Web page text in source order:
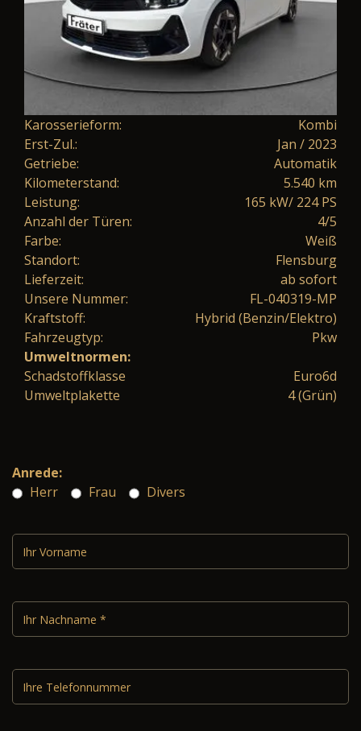
Karosserieform:
Kombi
Erst-Zul.:
Jan / 2023
Getriebe:
Automatik
Kilometerstand:
5.540 km
Leistung:
165 kW/ 224 PS
Anzahl der Türen:
4/5
Farbe:
Weiß
Standort:
Flensburg
Lieferzeit:
ab sofort
Unsere Nummer:
FL-040319-MP
Kraftstoff:
Hybrid (Benzin/Elektro)
Fahrzeugtyp:
Pkw
Umweltnormen:
Schadstoffklasse
Euro6d
Umweltplakette
4 (Grün)
Anrede:
Herr
Frau Divers